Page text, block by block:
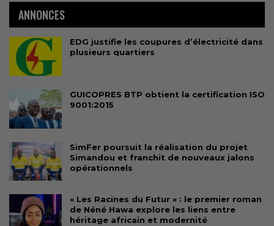
ANNONCES
EDG justifie les coupures d’électricité dans
plusieurs quartiers
GUICOPRES BTP obtient la certification ISO
9001:2015
SimFer poursuit la réalisation du projet
Simandou et franchit de nouveaux jalons
opérationnels
« Les Racines du Futur » : le premier roman
de Néné Hawa explore les liens entre
héritage africain et modernité